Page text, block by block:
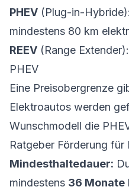
PHEV (Plug-in-
mindestens 80 km
REEV (Range
PHEV
Eine Preisobergrenze
Elektroautos werden
Wunschmodell die
Ratgeber Förderung
Mindesthaltedauer:
mindestens 36 Monate